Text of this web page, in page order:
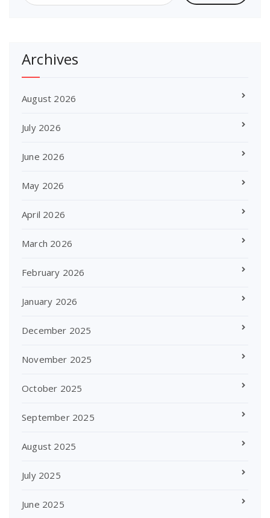
Archives
August 2026
July 2026
June 2026
May 2026
April 2026
March 2026
February 2026
January 2026
December 2025
November 2025
October 2025
September 2025
August 2025
July 2025
June 2025